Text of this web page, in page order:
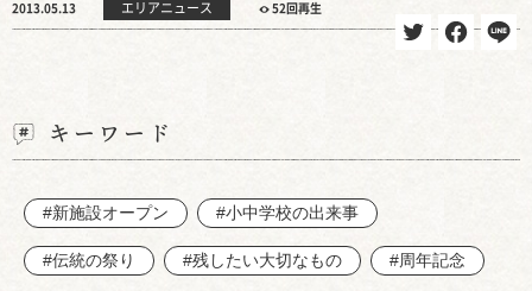
2013.05.13 エリアニュース 52回再生
キーワード
#新施設オープン #小中学校の出来事
#伝統の祭り #残したい大切なもの #周年記念